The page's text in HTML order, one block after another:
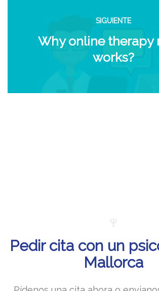
SIGUIENTE
Why online therapy
works?
Pedir cita con un
Mallorca